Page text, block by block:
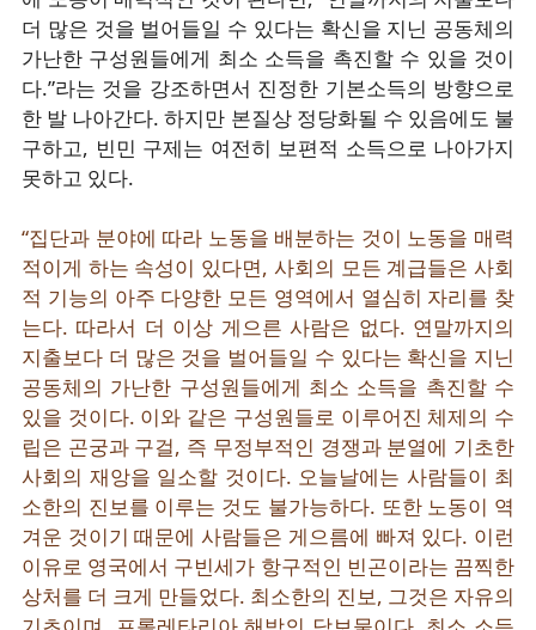
더 많은 것을 벌어들일 수 있다는 확신을 지닌 공동체의
가난한 구성원들에게 최소 소득을 촉진할 수 있을 것이
다.”라는 것을 강조하면서 진정한 기본소득의 방향으로
한 발 나아간다. 하지만 본질상 정당화될 수 있음에도 불
구하고, 빈민 구제는 여전히 보편적 소득으로 나아가지
못하고 있다.
“집단과 분야에 따라 노동을 배분하는 것이 노동을 매력
적이게 하는 속성이 있다면, 사회의 모든 계급들은 사회
적 기능의 아주 다양한 모든 영역에서 열심히 자리를 찾
는다. 따라서 더 이상 게으른 사람은 없다. 연말까지의
지출보다 더 많은 것을 벌어들일 수 있다는 확신을 지닌
공동체의 가난한 구성원들에게 최소 소득을 촉진할 수
있을 것이다. 이와 같은 구성원들로 이루어진 체제의 수
립은 곤궁과 구걸, 즉 무정부적인 경쟁과 분열에 기초한
사회의 재앙을 일소할 것이다. 오늘날에는 사람들이 최
소한의 진보를 이루는 것도 불가능하다. 또한 노동이 역
겨운 것이기 때문에 사람들은 게으름에 빠져 있다. 이런
이유로 영국에서 구빈세가 항구적인 빈곤이라는 끔찍한
상처를 더 크게 만들었다. 최소한의 진보, 그것은 자유의